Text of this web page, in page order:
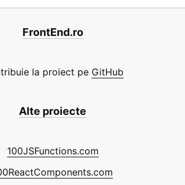
FrontEnd.ro
la proiect pe GitHub
Alte proiecte
100JSFunctions.com